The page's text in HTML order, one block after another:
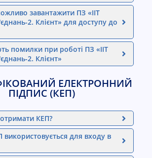
завантажити ПЗ «ІІТ
2. Клієнт» для доступу до
помилки при роботі ПЗ «ІІТ
2. Клієнт»
ЕЛЕКТРОННИЙ
ПІДПИС (КЕП)
КЕП?
використовується для входу в